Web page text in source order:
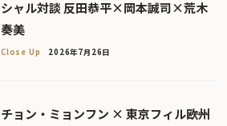
シャル対談 反田恭平×岡本誠司×荒木
奏美
Close Up 2026年7月26日
チョン・ミョンフン × 東京フィル――欧州